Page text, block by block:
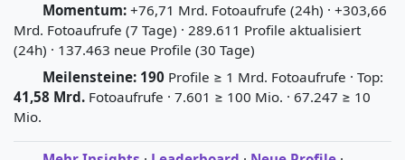
Momentum: +76,71 Mrd. Fotoaufrufe (24h) · +303,66
Mrd. Fotoaufrufe (7 Tage) · 289.611 Profile aktualisiert
(24h) · 137.463 neue Profile (30 Tage)
Meilensteine: 190 Profile ≥ 1 Mrd. Fotoaufrufe · Top:
41,58 Mrd. Fotoaufrufe · 7.601 ≥ 100 Mio. · 67.247 ≥ 10
Mio.